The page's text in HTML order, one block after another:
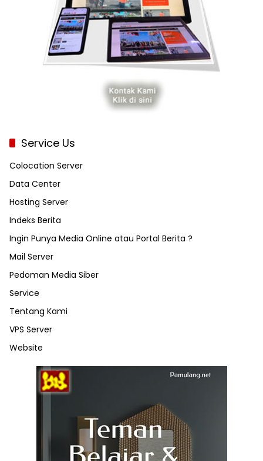
Service Us
Colocation Server
Data Center
Hosting Server
Indeks Berita
Ingin Punya Media Online atau Portal Berita ?
Mail Server
Pedoman Media Siber
Service
Tentang Kami
VPS Server
Website